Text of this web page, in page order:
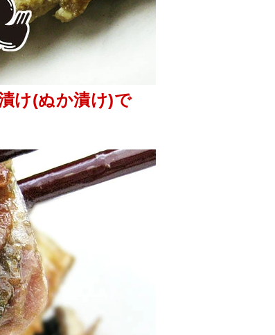
け(ぬか漬け)で